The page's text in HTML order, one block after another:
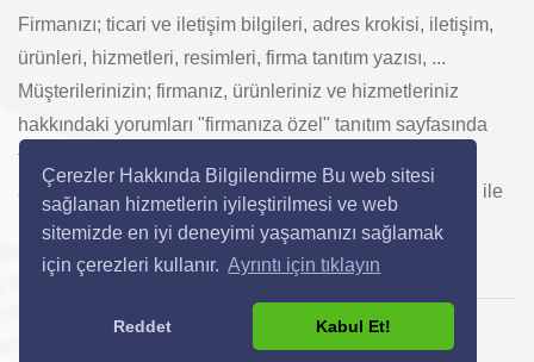
Çerezler Hakkında Bilgilendirme Bu web sitesi
sağlanan hizmetlerin iyileştirilmesi ve web
sitemizde en iyi deneyimi yaşamanızı sağlamak
için çerezleri kullanır. Ayrıntı için tıklayın
Reddet Kabul Et!
Firmanızı; ticari ve iletişim bilgileri, adres krokisi, iletişim,
ürünleri, hizmetleri, resimleri, firma tanıtım yazısı, ...
Müşterilerinizin; firmanız, ürünleriniz ve hizmetleriniz
hakkındaki yorumları "firmanıza özel" tanıtım sayfasında
toplanarak ürünlerinizi, hizmetlerinizi, internette "sizi
arayan" yeni müşterilerinize www.sektor.gen.tr aracılığı ile
ücretsiz gösterilir.
Copyright © 2024 All Rights Reserved.